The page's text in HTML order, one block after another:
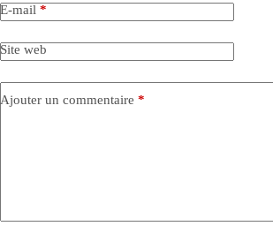
E-mail *
Site web
Ajouter un commentaire *